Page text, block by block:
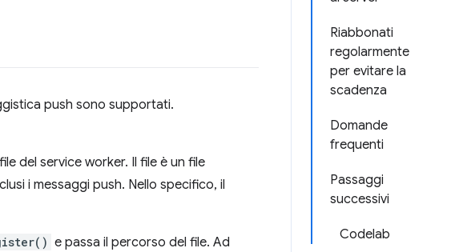
Riabbonati
regolarmente
per evitare la
scadenza
Domande
frequenti
Passaggi
successivi
Codelab
push sono supportati.
del service worker. Il file è un file
i messaggi push. Nello specifico, il
e passa il percorso del file. Ad